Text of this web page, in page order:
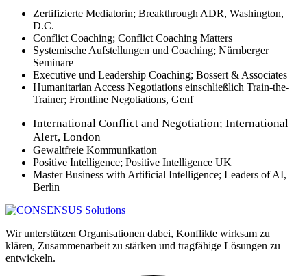
Zertifizierte Mediatorin; Breakthrough ADR, Washington,
D.C.
Conflict Coaching; Conflict Coaching Matters
Systemische Aufstellungen und Coaching; Nürnberger
Seminare
Executive und Leadership Coaching; Bossert & Associates
Humanitarian Access Negotiations einschließlich Train-the-
Trainer; Frontline Negotiations, Genf
International Conflict and Negotiation; International
Alert, London
Gewaltfreie Kommunikation
Positive Intelligence; Positive Intelligence UK
Master Business with Artificial Intelligence; Leaders of AI,
Berlin
Wir unterstützen Organisationen dabei, Konflikte wirksam zu
klären, Zusammenarbeit zu stärken und tragfähige Lösungen zu
entwickeln.